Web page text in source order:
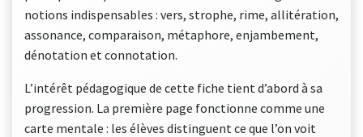
notions indispensables : vers, strophe, rime, allitération,
assonance, comparaison, métaphore, enjambement,
dénotation et connotation.
L’intérêt pédagogique de cette fiche tient d’abord à sa
progression. La première page fonctionne comme une
carte mentale : les élèves distinguent ce que l’on voit